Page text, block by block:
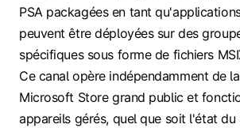
PSA packagées en tant
peuvent être déployées sur des
spécifiques sous forme de fichiers
Ce canal opère indépendamment de
Microsoft Store grand public et
appareils gérés, quel que soit l'état